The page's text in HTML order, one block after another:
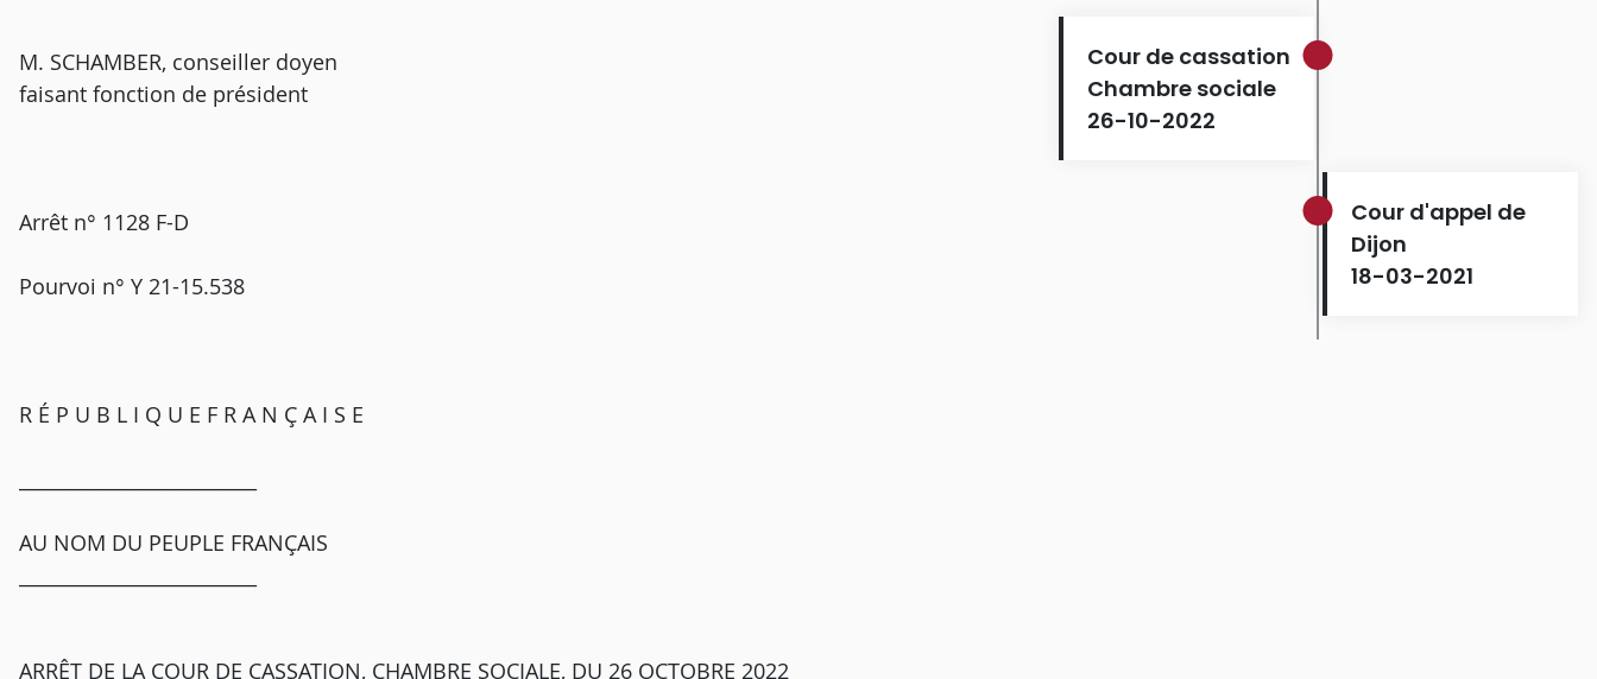
M. SCHAMBER, conseiller doyen
faisant fonction de président
Arrêt n° 1128 F-D
Pourvoi n° Y 21-15.538
R É P U B L I Q U E F R A N Ç A I S E
AU NOM DU PEUPLE FRANÇAIS
ARRÊT DE LA COUR DE CASSATION, CHAMBRE SOCIALE, DU 26 OCTOBRE 2022
Cour de cassation
Chambre sociale
26-10-2022
Cour d'appel de
Dijon
18-03-2021